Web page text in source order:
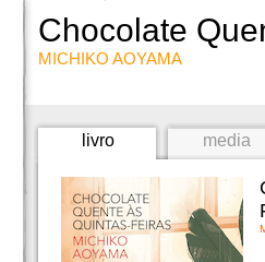
Chocolate
MICHIKO AOYAMA
livro media